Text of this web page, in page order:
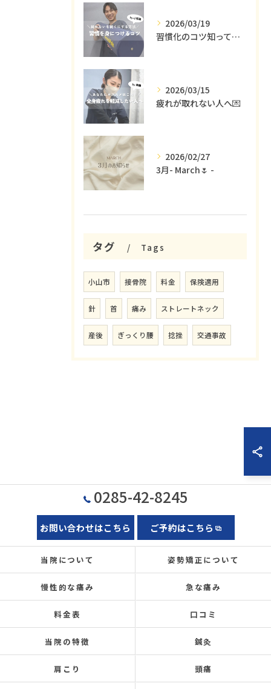
2026/03/19
習慣化のコツ知ってる😳？
2026/03/15
疲れが取れない人へ💌
2026/02/27
3月- March🌷 -
タグ Tags
小山市 接骨院 料金 保険適用
針 首 痛み ストレートネック
産後 ぎっくり腰 捻挫 交通事故
0285-42-8245
お問い合わせはこちら ご予約はこちら
当院について 姿勢矯正について
慢性的な痛み 急な痛み
料金表 口コミ
当院の特徴 鍼灸
肩こり 頭痛